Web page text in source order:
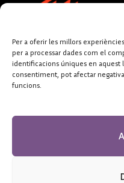
Per a oferir les millors
per a processar dades com el
identificacions úniques en aquest
consentiment, pot afectar
funcions.
FUNDACIÓ